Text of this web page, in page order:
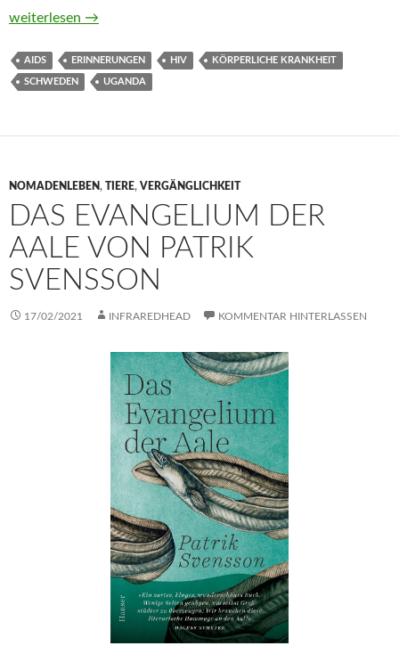
Ich sterbe, aber die Erinnerung lebt von Henning Mankell
weiterlesen →
AIDS ERINNERUNGEN HIV KÖRPERLICHE KRANKHEIT
SCHWEDEN UGANDA
NOMADENLEBEN, TIERE, VERGÄNGLICHKEIT
DAS EVANGELIUM DER
AALE VON PATRIK
SVENSSON
17/02/2021 INFRAREDHEAD KOMMENTAR HINTERLASSEN